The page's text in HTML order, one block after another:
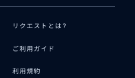
リクエストとは?
ご利用ガイド
利用規約